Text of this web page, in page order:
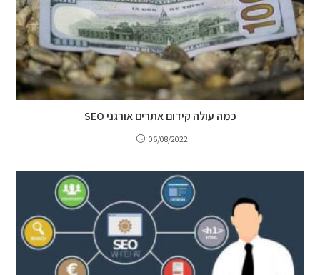
כמה עולה קידום אתרים אורגני SEO
06/08/2022